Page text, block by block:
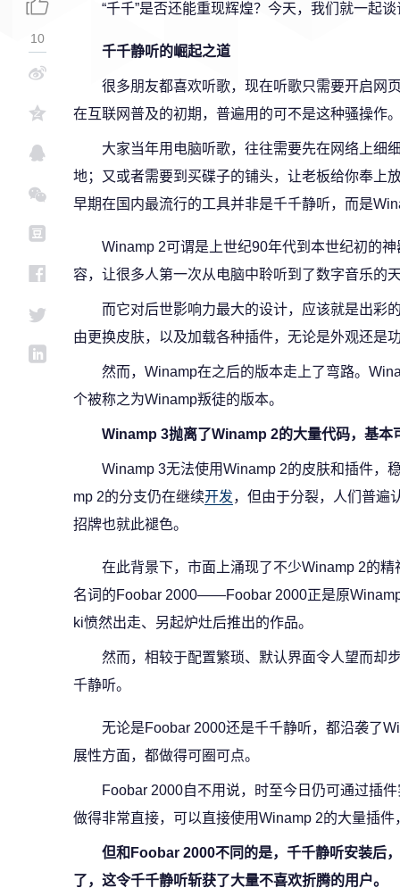
“千千”是否还能重现辉煌？今天，我们就一起
千千静听的崛起之道
很多朋友都喜欢听歌，现在听歌只需要开启网
在互联网普及的初期，普遍用的可不是这种骚操作
大家当年用电脑听歌，往往需要先在网络上细
地；又或者需要到买碟子的铺头，让老板给你奉上
早期在国内最流行的工具并非是千千静听，而是
Winamp 2可谓是上世纪90年代到本世纪初的
容，让很多人第一次从电脑中聆听到了数字音乐的
而它对后世影响力最大的设计，应该就是出彩
由更换皮肤，以及加载各种插件，无论是外观还是
然而，Winamp在之后的版本走上了弯路。
个被称之为Winamp叛徒的版本。
Winamp 3抛离了Winamp 2的大量代码，基本
Winamp 3无法使用Winamp 2的皮肤和插件，
mp 2的分支仍在继续开发，但由于分裂，人们普遍
招牌也就此褪色。
在此背景下，市面上涌现了不少Winamp 2的
名词的Foobar 2000——Foobar 2000正是原
ki愤然出走、另起炉灶后推出的作品。
然而，相较于配置繁琐、默认界面令人望而却
千静听。
无论是Foobar 2000还是千千静听，都沿袭了
展性方面，都做得可圈可点。
Foobar 2000自不用说，时至今日仍可通过插
做得非常直接，可以直接使用Winamp 2的大量插
但和Foobar 2000不同的是，千千静听安装后
了，这令千千静听斩获了大量不喜欢折腾的用户。
10